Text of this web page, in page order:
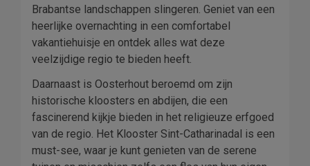
Brabantse landschappen slingeren. Geniet van een
heerlijke overnachting in een comfortabel
vakantiehuisje en ontdek alles wat deze
veelzijdige regio te bieden heeft.
Daarnaast is Oosterhout beroemd om zijn
historische kloosters en abdijen, die een
fascinerend kijkje bieden in het religieuze erfgoed
van de regio. Het Klooster Sint-Catharinadal is een
must-see, waar je kunt genieten van de serene